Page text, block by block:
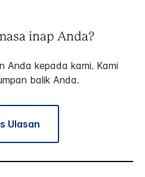
inap Anda?
Anda kepada kami. Kami
balik Anda.
Ulasan